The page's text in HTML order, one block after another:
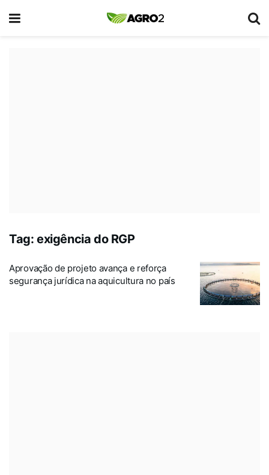
Tag: exigência do RGP
Aprovação de projeto avança e reforça
segurança jurídica na aquicultura no país